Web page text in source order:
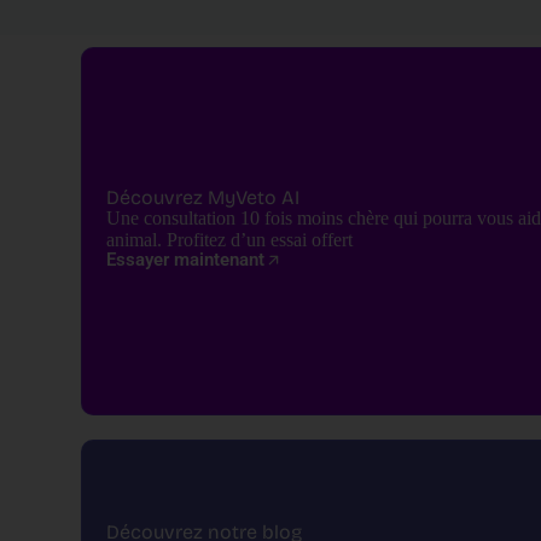
Découvrez MyVeto AI
Une consultation 10 fois moins chère qui pourra vous
animal. Profitez d’un essai offert
Essayer maintenant
Découvrez notre blog